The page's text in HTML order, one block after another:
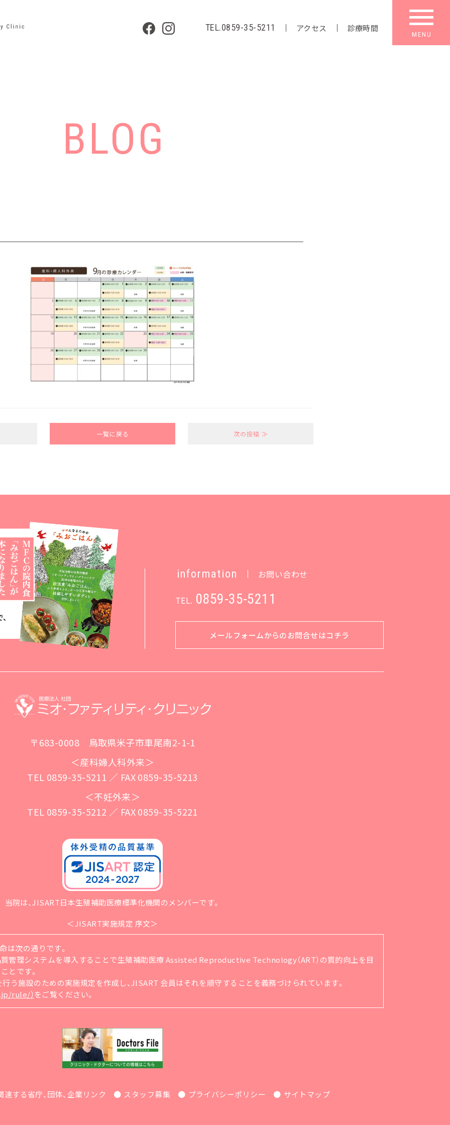
TEL.0859-35-5211 アクセス 診療時間
BLOG
一覧に戻る 次の投稿 ≫
information お問い合わせ
TEL. 0859-35-5211
メールフォームからのお問合せはコチラ
〒683-0008 鳥取県米子市車尾南2-1-1
＜産科婦人科外来＞
TEL 0859-35-5211 ／ FAX 0859-35-5213
＜不妊外来＞
TEL 0859-35-5212 ／ FAX 0859-35-5221
当院は、JISART日本生殖補助医療標準化機関のメンバーです。
＜JISART実施規定 序文＞
は次の通りです。
管理システムを導入することで生殖補助医療 Assisted Reproductive Technology（ART）の質的向上を目
とです。
う施設のための実施規定を作成し、JISART 会員はそれを順守することを義務づけられています。
rule/）をご覧ください。
連する省庁、団体、企業リンク スタッフ募集 プライバシーポリシー サイトマップ